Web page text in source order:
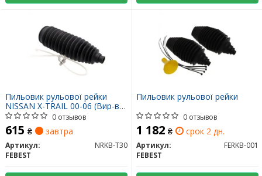
Пильовик рульової рейки
NISSAN X-TRAIL 00-06 (Вир-во
FEBEST)
0 отзывов
615 ₴ завтра
Артикул:
NRKB-T30
FEBEST
Пильовик рульової рейки
0 отзывов
1 182 ₴ срок 2 дн.
Артикул:
FERKB-001
FEBEST